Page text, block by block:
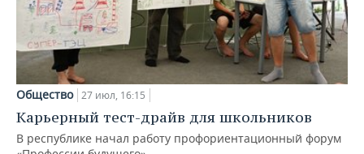
Общество 27 июл, 16:15
Карьерный тест-драйв для школьников
В республике начал работу профориентационный форум